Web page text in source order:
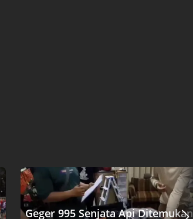
Geger 995 Senjata Api Ditemukan